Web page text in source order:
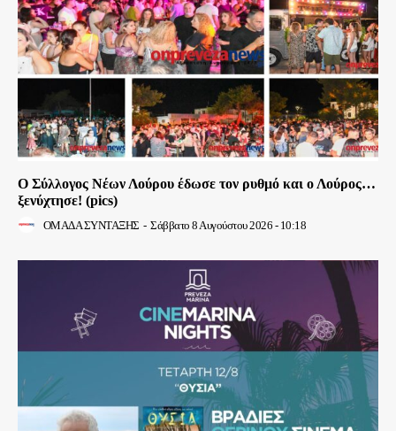
Ο Σύλλογος Νέων Λούρου έδωσε τον ρυθμό και ο Λούρος…
ξενύχτησε! (pics)
ΟΜΑΔΑ ΣΥΝΤΑΞΗΣ - Σάββατο 8 Αυγούστου 2026 - 10:18